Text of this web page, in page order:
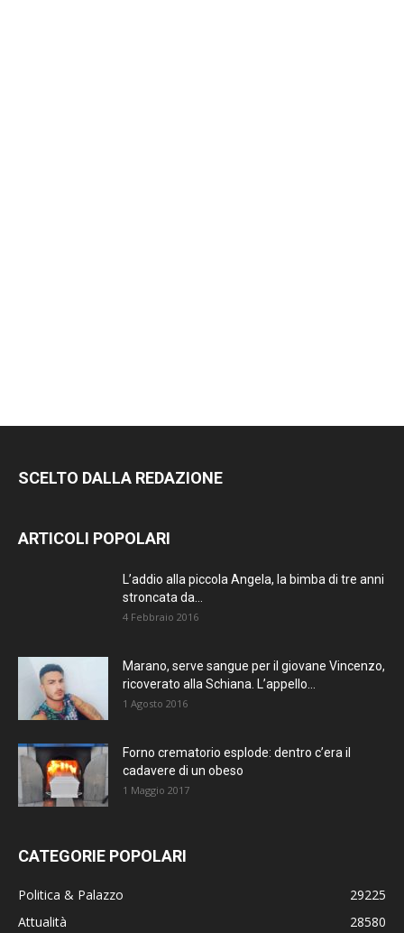
SCELTO DALLA REDAZIONE
ARTICOLI POPOLARI
L’addio alla piccola Angela, la bimba di tre anni
stroncata da...
4 Febbraio 2016
Marano, serve sangue per il giovane Vincenzo,
ricoverato alla Schiana. L’appello...
1 Agosto 2016
Forno crematorio esplode: dentro c’era il
cadavere di un obeso
1 Maggio 2017
CATEGORIE POPOLARI
Politica & Palazzo
29225
Attualità
28580